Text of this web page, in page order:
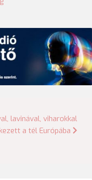
lavinával, viharokkal
a tél Európába